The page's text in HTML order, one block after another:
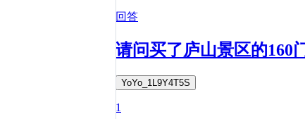
回答
请问买了庐山景区的160
YoYo_1L9Y4T5S
1